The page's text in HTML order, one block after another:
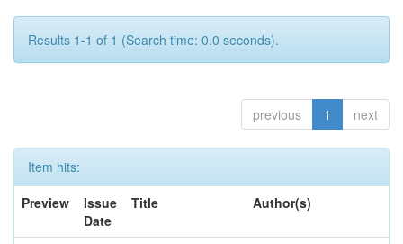
Results 1-1 of 1 (Search time: 0.0 seconds).
previous 1 next
Item hits:
Preview
Issue
Date
Title Author(s)